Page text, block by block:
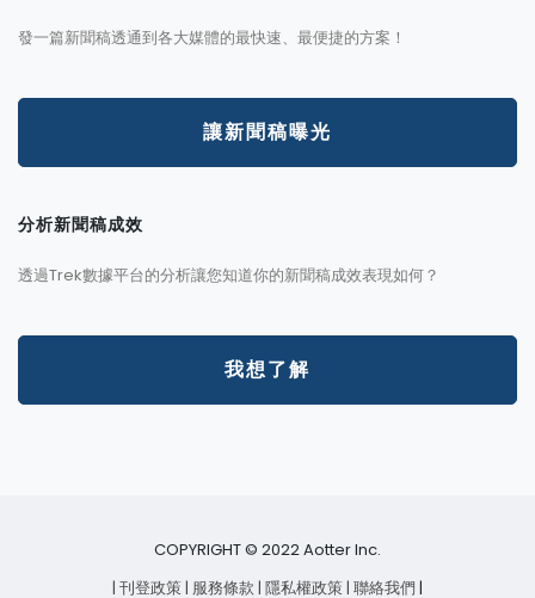
發一篇新聞稿透通到各大媒體的最快速、最便捷的方案！
讓新聞稿曝光
分析新聞稿成效
透過Trek數據平台的分析讓您知道你的新聞稿成效表現如何？
我想了解
COPYRIGHT © 2022 Aotter Inc.
| 刊登政策| 服務條款| 隱私權政策| 聯絡我們 |